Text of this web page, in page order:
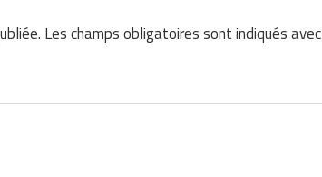
Les champs obligatoires sont indiqués avec